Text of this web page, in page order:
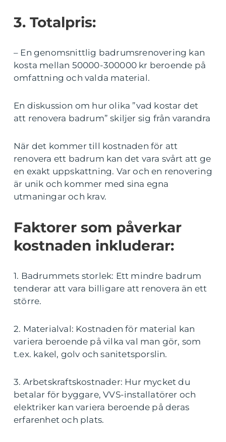
3. Totalpris:
– En genomsnittlig badrumsrenovering kan
kosta mellan 50000-300000 kr beroende på
omfattning och valda material.
En diskussion om hur olika ”vad kostar det
att renovera badrum” skiljer sig från varandra
När det kommer till kostnaden för att
renovera ett badrum kan det vara svårt att ge
en exakt uppskattning. Var och en renovering
är unik och kommer med sina egna
utmaningar och krav.
Faktorer som påverkar
kostnaden inkluderar:
1. Badrummets storlek: Ett mindre badrum
tenderar att vara billigare att renovera än ett
större.
2. Materialval: Kostnaden för material kan
variera beroende på vilka val man gör, som
t.ex. kakel, golv och sanitetsporslin.
3. Arbetskraftskostnader: Hur mycket du
betalar för byggare, VVS-installatörer och
elektriker kan variera beroende på deras
erfarenhet och plats.